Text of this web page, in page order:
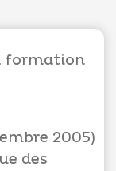
formation
2005)
des